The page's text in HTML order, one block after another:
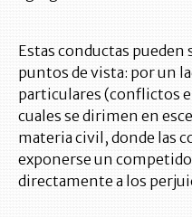
Estas conductas pueden
puntos de vista: por un
particulares (conflictos
cuales se dirimen en
materia civil, donde las
exponerse un
directamente a los